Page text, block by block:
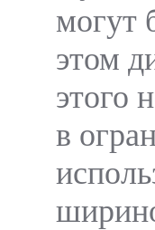
могут
этом
этого
в